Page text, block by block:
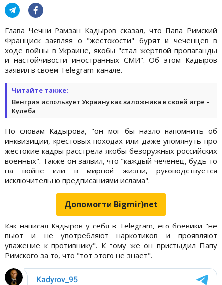
Глава Чечни Рамзан Кадыров сказал, что Папа Римский
Франциск заявляя о "жестокости" бурят и чеченцев в
ходе войны в Украине, якобы "стал жертвой пропаганды
и настойчивости иностранных СМИ". Об этом Кадыров
заявил в своем Telegram-канале.
Читайте также:
Венгрия использует Украину как заложника в своей игре –
Кулеба
По словам Кадырова, "он мог бы назло напомнить об
инквизиции, крестовых походах или даже упомянуть про
жестокие кадры расстрела якобы безоружных российских
военных". Также он заявил, что "каждый чеченец, будь то
на войне или в мирной жизни, руководствуется
исключительно предписаниями ислама".
Допомогти Bigmir)net
Как написал Кадыров у себя в Telegram, его боевики "не
пьют и не употребляют наркотиков и проявляют
уважение к противнику". К тому же он пристыдил Папу
Римского за то, что "тот этого не знает".